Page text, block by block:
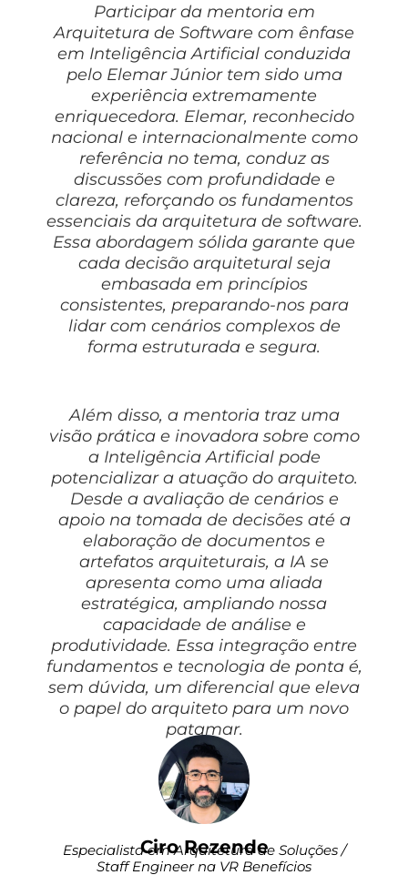
Participar da mentoria em
Arquitetura de Software com ênfase
em Inteligência Artificial conduzida
pelo Elemar Júnior tem sido uma
experiência extremamente
enriquecedora. Elemar, reconhecido
nacional e internacionalmente como
referência no tema, conduz as
discussões com profundidade e
clareza, reforçando os fundamentos
essenciais da arquitetura de software.
Essa abordagem sólida garante que
cada decisão arquitetural seja
embasada em princípios
consistentes, preparando-nos para
lidar com cenários complexos de
forma estruturada e segura.
Além disso, a mentoria traz uma
visão prática e inovadora sobre como
a Inteligência Artificial pode
potencializar a atuação do arquiteto.
Desde a avaliação de cenários e
apoio na tomada de decisões até a
elaboração de documentos e
artefatos arquiteturais, a IA se
apresenta como uma aliada
estratégica, ampliando nossa
capacidade de análise e
produtividade. Essa integração entre
fundamentos e tecnologia de ponta é,
sem dúvida, um diferencial que eleva
o papel do arquiteto para um novo
patamar.
Ciro Rezende
Especialista em Arquitetura de Soluções /
Staff Engineer na VR Benefícios